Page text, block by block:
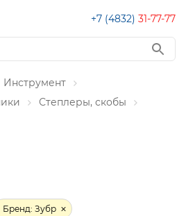
+7 (4832) 31-77-77
Инструмент
Степлеры, скобы
Бренд: Зубр